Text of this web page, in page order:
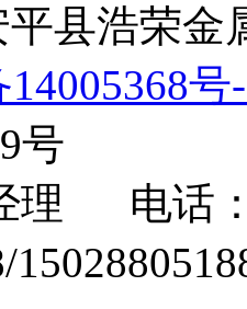
平县浩荣
号
号
理 电话